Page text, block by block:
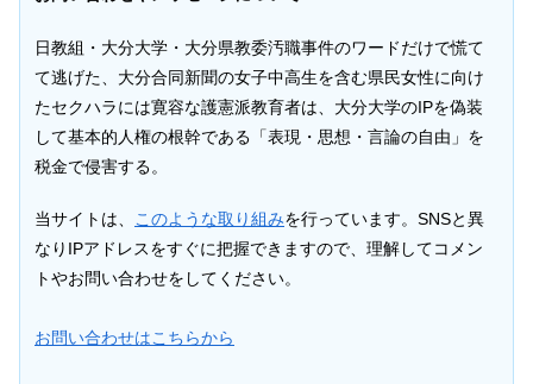
日教組・大分大学・大分県教委汚職事件のワードだけで慌て
て逃げた、大分合同新聞の女子中高生を含む県民女性に向け
たセクハラには寛容な護憲派教育者は、大分大学のIPを偽装
して基本的人権の根幹である「表現・思想・言論の自由」を
税金で侵害する。
当サイトは、 このような取り組みを行っています。SNSと異
なりIPアドレスをすぐに把握できますので、理解してコメン
トやお問い合わせをしてください。
お問い合わせはこちらから